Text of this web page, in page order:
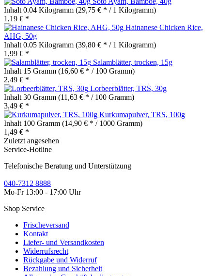
Inhalt 0.04 Kilogramm (29,75 € * / 1 Kilogramm)
1,19 € *
Hainanese Chicken Rice,
AHG, 50g
Inhalt 0.05 Kilogramm (39,80 € * / 1 Kilogramm)
1,99 € *
Salamblätter, trocken, 15g
Inhalt 15 Gramm (16,60 € * / 100 Gramm)
2,49 € *
Lorbeerblätter, TRS, 30g
Inhalt 30 Gramm (11,63 € * / 100 Gramm)
3,49 € *
Kurkumapulver, TRS, 100g
Inhalt 100 Gramm (14,90 € * / 1000 Gramm)
1,49 € *
Zuletzt angesehen
Service-Hotline
Telefonische Beratung und Unterstützung
040-7312 8888
Mo-Fr 13:00 - 17:00 Uhr
Shop Service
Frischeversand
Kontakt
Liefer- und Versandkosten
Widerrufsrecht
Rückgabe und Widerruf
Bezahlung und Sicherheit